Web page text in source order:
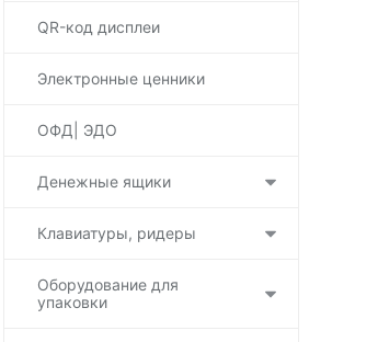
QR-код дисплеи
Электронные ценники
ОФД| ЭДО
Денежные ящики
Клавиатуры, ридеры
Оборудование для
упаковки